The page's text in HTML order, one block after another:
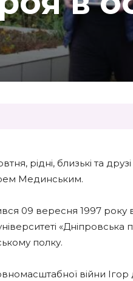
рідні, близькі та
Мединським.
09 вересня 1997 року
«Дніпровська
полку.
війни